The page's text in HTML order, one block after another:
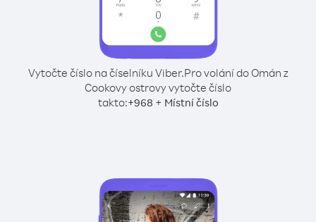
Vytočte číslo na číselníku Viber.Pro volání do Omán z
Cookovy ostrovy vytočte číslo
takto:+968 + Místní číslo